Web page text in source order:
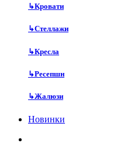
↳Кровати
↳Стеллажи
↳Кресла
↳Ресепшн
↳Жалюзи
Новинки